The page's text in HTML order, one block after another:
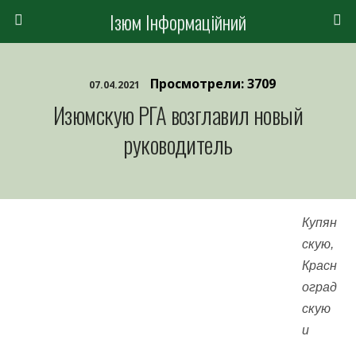
Ізюм Інформаційний
07.04.2021 Просмотрели: 3709
Изюмскую РГА возглавил новый
руководитель
Купян
скую,
Красн
оград
скую
и